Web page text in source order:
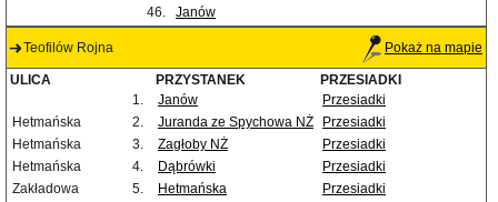
46.
Janów
Teofilów Rojna Pokaż na mapie
ULICA PRZYSTANEK
PRZESIADKI
1.
Janów
Przesiadki
Hetmańska
2. Juranda ze Spychowa NŻ
Przesiadki
Hetmańska
3. Zagłoby NŻ
Przesiadki
Hetmańska
4. Dąbrówki
Przesiadki
Zakładowa
5. Hetmańska
Przesiadki